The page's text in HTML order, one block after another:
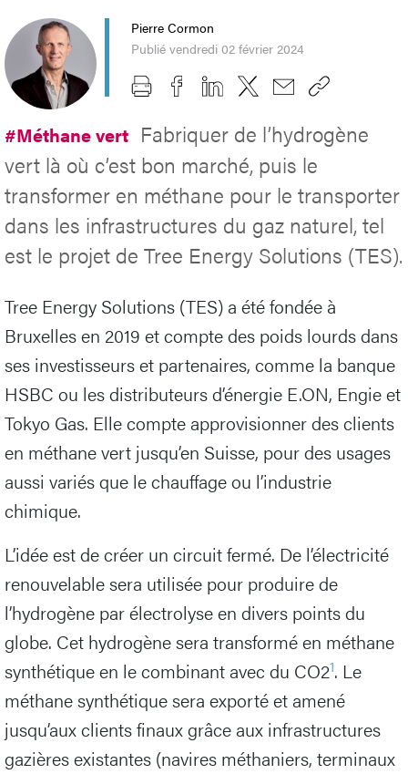
Pierre Cormon
Publié vendredi 02 février 2024
#Méthane vert Fabriquer de l’hydrogène
vert là où c’est bon marché, puis le
transformer en méthane pour le transporter
dans les infrastructures du gaz naturel, tel
est le projet de Tree Energy Solutions (TES).
Tree Energy Solutions (TES) a été fondée à
Bruxelles en 2019 et compte des poids lourds dans
ses investisseurs et partenaires, comme la banque
HSBC ou les distributeurs d’énergie E.ON, Engie et
Tokyo Gas. Elle compte approvisionner des clients
en méthane vert jusqu’en Suisse, pour des usages
aussi variés que le chauffage ou l’industrie
chimique.
L’idée est de créer un circuit fermé. De l’électricité
renouvelable sera utilisée pour produire de
l’hydrogène par électrolyse en divers points du
globe. Cet hydrogène sera transformé en méthane
synthétique en le combinant avec du CO21. Le
méthane synthétique sera exporté et amené
jusqu’aux clients finaux grâce aux infrastructures
gazières existantes (navires méthaniers, terminaux